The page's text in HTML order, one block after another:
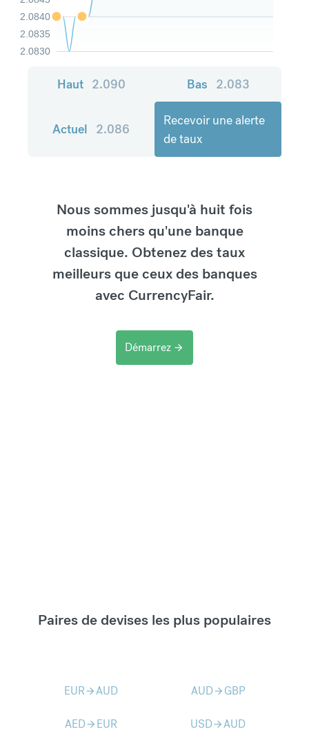
2.0830
2.0835
2.0840
Haut 2.090 Bas 2.083
Actuel 2.086
Recevoir une alerte
de taux
Nous sommes jusqu'à huit fois
moins chers qu'une banque
classique. Obtenez des taux
meilleurs que ceux des banques
avec CurrencyFair.
Démarrez arrow_forward
Paires de devises les plus populaires
EURarrow_forwardAUD AUDarrow_forward GBP
AEDarrow_forward EUR USDarrow_forwardAUD